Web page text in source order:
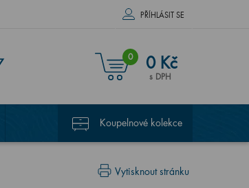
PŘÍHLÁSIT SE
0 0 Kč
s DPH
Koupelnové kolekce
Vytisknout stránku